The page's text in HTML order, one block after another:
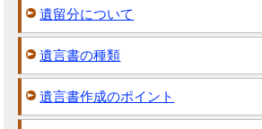
遺留分について
遺言書の種類
遺言書作成のポイント